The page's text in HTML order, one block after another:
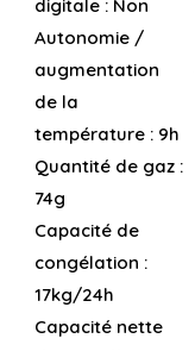
digitale : Non
Autonomie /
augmentation
de la
température : 9h
Quantité de gaz :
74g
Capacité de
congélation :
17kg/24h
Capacité nette